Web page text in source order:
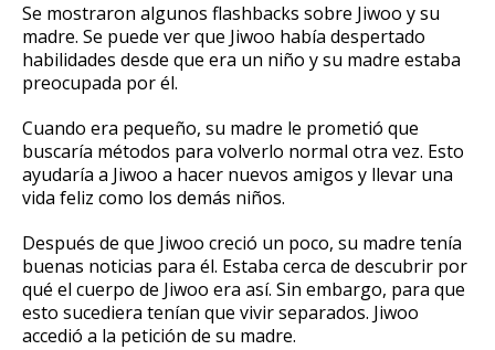
Se mostraron algunos flashbacks sobre Jiwoo y su
madre. Se puede ver que Jiwoo había despertado
habilidades desde que era un niño y su madre estaba
preocupada por él.
Cuando era pequeño, su madre le prometió que
buscaría métodos para volverlo normal otra vez. Esto
ayudaría a Jiwoo a hacer nuevos amigos y llevar una
vida feliz como los demás niños.
Después de que Jiwoo creció un poco, su madre tenía
buenas noticias para él. Estaba cerca de descubrir por
qué el cuerpo de Jiwoo era así. Sin embargo, para que
esto sucediera tenían que vivir separados. Jiwoo
accedió a la petición de su madre.